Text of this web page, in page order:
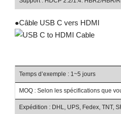
●Câble USB C vers HDMI
Temps d’exemple : 1~5 jours
MOQ : Selon les spécifications que
Expédition : DHL, UPS, Fedex, TNT,